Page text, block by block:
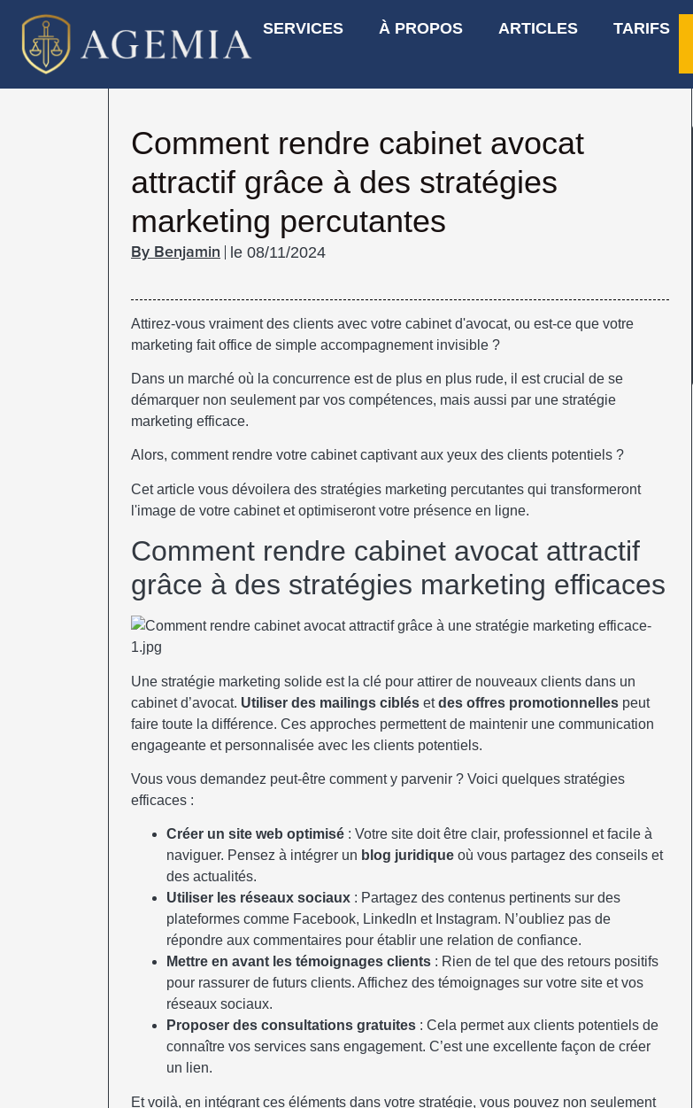
SERVICES À PROPOS ARTICLES TARIFS
Comment rendre cabinet avocat
attractif grâce à des stratégies
marketing percutantes
Benjamin le 08/11/2024
Attirez-vous vraiment des clients avec votre cabinet d'avocat, ou est-ce que votre
marketing fait office de simple accompagnement invisible ?
Dans un marché où la concurrence est de plus en plus rude, il est crucial de se
démarquer non seulement par vos compétences, mais aussi par une stratégie
marketing efficace.
Alors, comment rendre votre cabinet captivant aux yeux des clients potentiels ?
Cet article vous dévoilera des stratégies marketing percutantes qui transformeront
l'image de votre cabinet et optimiseront votre présence en ligne.
Comment rendre cabinet avocat attractif
grâce à des stratégies marketing efficaces
Une stratégie marketing solide est la clé pour attirer de nouveaux clients dans un
cabinet d’avocat. Utiliser des mailings ciblés etdes offres promotionnelles peut
faire toute la différence. Ces approches permettent de maintenir une communication
engageante et personnalisée avec les clients potentiels.
Vous vous demandez peut-être comment y parvenir ? Voici quelques stratégies
efficaces :
Créer un site web optimisé : Votre site doit être clair, professionnel et facile à
naviguer. Pensez à intégrer un blog juridique où vous partagez des conseils et
des actualités.
Utiliser les réseaux sociaux : Partagez des contenus pertinents sur des
plateformes comme Facebook, LinkedIn et Instagram. N’oubliez pas de
répondre aux commentaires pour établir une relation de confiance.
Mettre en avant les témoignages clients : Rien de tel que des retours positifs
pour rassurer de futurs clients. Affichez des témoignages sur votre site et vos
réseaux sociaux.
Proposer des consultations gratuites : Cela permet aux clients potentiels de
connaître vos services sans engagement. C’est une excellente façon de créer
un lien.
Et voilà, en intégrant ces éléments dans votre stratégie, vous pouvez non seulement